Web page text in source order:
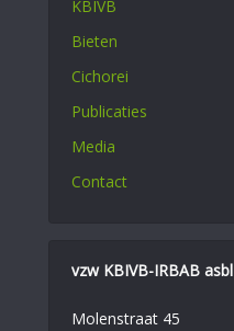
KBIVB
Bieten
Cichorei
Publicaties
Media
Contact
vzw KBIVB-IRBAB asbl
Molenstraat 45